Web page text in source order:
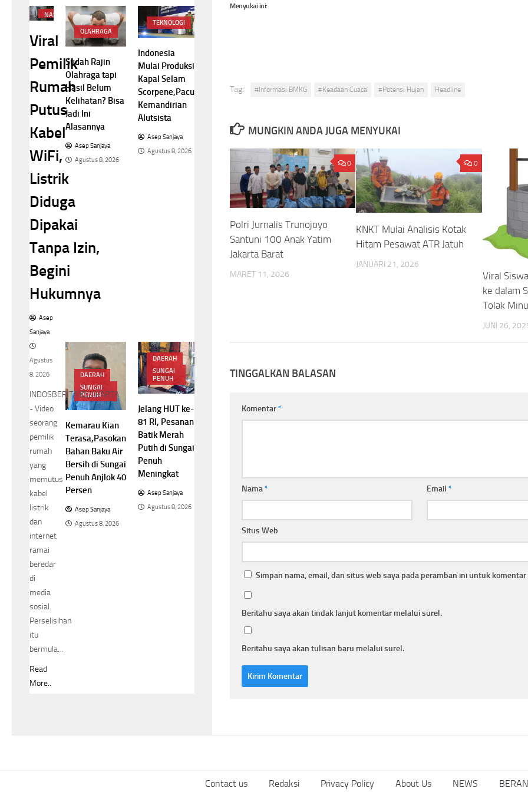
Menyukai ini:
Tag: #Informasi BMKG #Keadaan Cuaca #Potensi Hujan Headline
MUNGKIN ANDA JUGA MENYUKAI
0
Polri Jurnalis Trunojoyo
Santuni 100 Anak Yatim
Jakarta Barat
MARET 11, 2026
0
KNKT Mulai Analisis Kotak
Hitam Pesawat ATR Jatuh
JANUARI 21, 2026
Viral
ke dalam
Tolak
JUNI 26,
TINGGALKAN BALASAN
Komentar*
Nama* Email*
Situs Web
Simpan nama, email, dan situs web saya pada peramban ini untuk
Beritahu saya akan tindak lanjut komentar melalui surel.
Beritahu saya akan tulisan baru melalui surel.
NASIONAL
Viral
Pemilik
Rumah
Putus
Kabel
WiFi,
Listrik
Diduga
Dipakai
Tanpa Izin,
Begini
Hukumnya
Asep
Sanjaya
Agustus
8, 2026
INDOSBERITA.ID.JAKARTA
- Video
seorang
pemilik
rumah
yang
memutus
kabel
listrik
dan
internet
ramai
beredar
di
media
sosial.
Perselisihan
itu
bermula…
Read
More..
OLAHRAGA
Sudah Rajin
Olahraga tapi
Hasil Belum
Kelihatan? Bisa
Jadi Ini
Alasannya
Asep Sanjaya
Agustus 8, 2026
TEKNOLOGI
Indonesia
Mulai Produksi
Kapal Selam
Scorpene,Pacu
Kemandirian
Alutsista
Asep Sanjaya
Agustus 8, 2026
DAERAH
SUNGAI
PENUH
Kemarau Kian
Terasa,Pasokan
Bahan Baku Air
Bersih di Sungai
Penuh Anjlok 40
Persen
Asep Sanjaya
Agustus 8, 2026
DAERAH
SUNGAI
PENUH
Jelang HUT ke-
81 RI, Pesanan
Batik Merah
Putih di Sungai
Penuh
Meningkat
Asep Sanjaya
Agustus 8, 2026
Contact us Redaksi Privacy Policy About Us NEWS